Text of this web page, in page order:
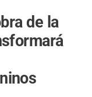
de la